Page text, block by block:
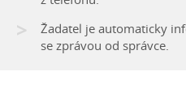
>
Žadatel je automaticky
se zprávou od správce.